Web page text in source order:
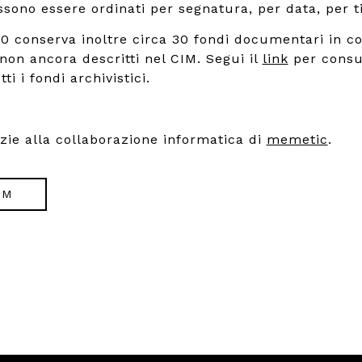
essere ordinati per segnatura, per data, per
conserva inoltre circa 30 fondi documentari in
ancora descritti nel CIM. Segui il link per
i fondi archivistici.
alla collaborazione informatica di memetic.